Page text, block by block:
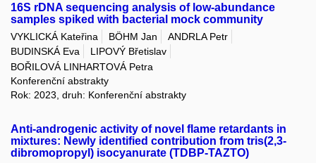
16S rDNA sequencing analysis of low-abundance
samples spiked with bacterial mock community
VYKLICKÁ Kateřina BÖHM Jan
ANDRLA Petr
BUDINSKÁ Eva
LIPOVÝ Břetislav
BOŘILOVÁ LINHARTOVÁ Petra
Konferenční abstrakty
Rok: 2023, druh: Konferenční abstrakty
Anti-androgenic activity of novel flame retardants in
mixtures: Newly identified contribution from tris(2,3-
dibromopropyl) isocyanurate (TDBP-TAZTO)